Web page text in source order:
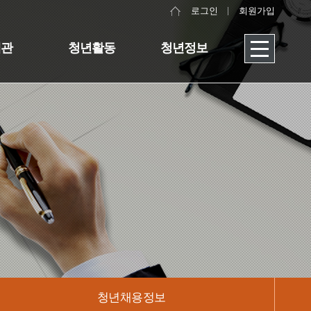
로그인 회원가입
청년활동 청년정보
청년채용정보